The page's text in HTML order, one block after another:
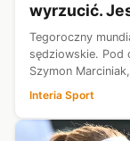
wyrzucić.
Tegoroczny
sędziowskie. Pod
Szymon
Letexier. Tuż po
przez Francuza
Interia Sport